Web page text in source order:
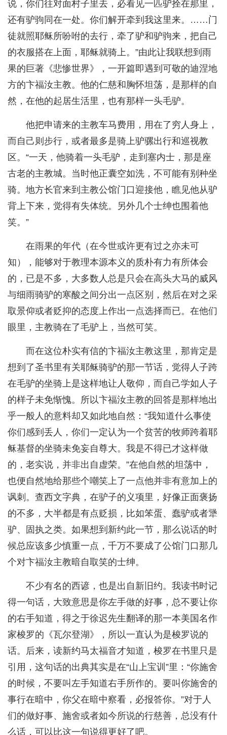
说，你们往对面村子里去，必看见一匹驴拴在那里，
还有驴驹同在一处。你们解开牵到我这里来。……门
徒就照耶稣所吩咐的去行，牵了驴和驴驹来，把自己
的衣服搭在上面，耶稣就骑上。”由此让我联想到雨
果的巨著《悲惨世界》，一开篇即遇到可敬的迪涅地
方的卞福汝主教。他的仁慈和胸怀坦荡，是那样的自
然，在他的起居生活里，也有那样一头毛驴。
他把申请来的主教车马费用，用在了穷人身上，
而自己则步行，或者最多是骑上驴骡出行和巡视教
区。“一天，他骑着一头毛驴，走到塞内士，那是座
古老的主教城。当时他正囊空如洗，不可能有别种坐
骑。地方长官来到主教公馆门口迎接他，瞧见他从驴
背上下来，觉得有失体统。另外几个士绅也围着他
笑。”
在雨果的年代（在今世或许更有过之亦未可
知），能够对于教理本源本义的质朴有力有所体会
的，已是不多，大多数人总是只会在高头大马的威风
与细雨骑驴的寒酸之间分出一点区别，然后在对之采
取景仰或者贬抑的态度上作出一点选择而已。在他们
眼里，主教骑在了毛驴上，当然可笑。
而在这位朴实有信的卞福汝主教这里，那肯定是
想到了圣书里有关耶稣骑驴的那一节话，觉得人子跨
在毛驴的坐骑上是这样地让人敬仰，而自己学如人子
的样子未免惭愧。所以卞福汝主教的回答是那样地出
乎一般人的意料却又如此地自然：“我知道什么事使
你们感到丢人，你们一定认为一个贫苦的牧师跨着耶
稣基督的坐骑未免妄自尊大。我是不得已才这样做
的，老实说，并非出自虚荣。”在他自然的坦荡中，
也便自然地给那些个嘲笑上了一点他并非有意加上的
讽刺。查西文字典，在驴子的义项里，好像正面褒扬
的不多，大半都是有点贬损，比如笨蛋、蠢驴或者犟
驴、固执之类。如果想到新约此一节，那么说话的时
候总应该多少慎重一点，千万不要成了公馆门口那几
个对卞福汝主教暗自取笑的士绅。
不少有名的西谚，也是出自新旧约。我读书时记
得一句话，大致意思是你左手做的好事，总不要让你
的右手知道，得之于徐迟先生翻译的那一本美国名作
家梭罗的《瓦尔登湖》，所以一直认为是梭罗说的
话。后来，读新约马太福音才知道，梭罗在书里只是
引用，这句话的出典其实是在“山上宝训”里：“你施舍
的时候，不要叫左手知道右手所作的。要叫你施舍的
事行在暗中，你父在暗中察看，必报答你。”对于人
们的做好事、施舍或者如今所说的行慈善，总没有什
么话，可以比这一句说得更好了吧。